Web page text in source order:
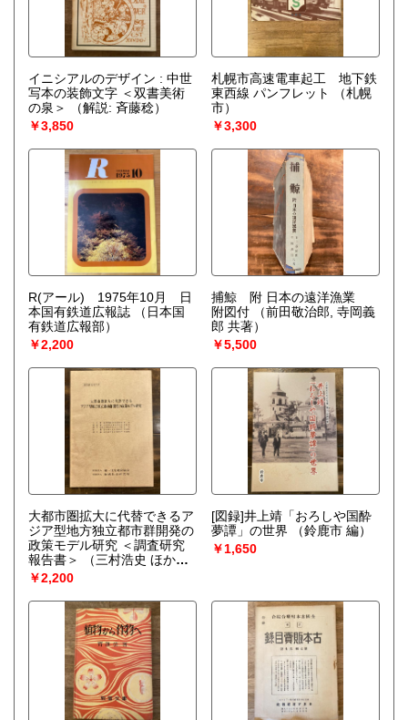
イニシアルのデザイン : 中世
写本の装飾文字 ＜双書美術
の泉＞
（解説: 斉藤稔）
￥3,850
札幌市高速電車起工 地下鉄
東西線 パンフレット
（札幌
市）
￥3,300
R(アール) 1975年10月 日
本国有鉄道広報誌
（日本国
有鉄道広報部）
￥2,200
捕鯨 附 日本の遠洋漁業
附図付
（前田敬治郎, 寺岡義
郎 共著）
￥5,500
大都市圏拡大に代替できるア
ジア型地方独立都市群開発の
政策モデル研究 ＜調査研究
報告書＞
（三村浩史 ほか著 ;
第一住宅建設協会, 地域社会
研究所 編）
￥2,200
[図録]井上靖「おろしや国酔
夢譚」の世界
（鈴鹿市 編）
￥1,650